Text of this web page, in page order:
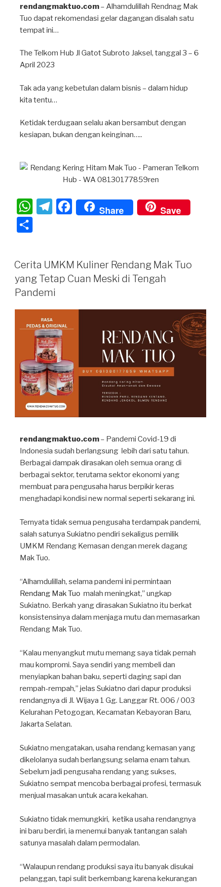
rendangmaktuo.com– Alhamdulillah Rendnag Mak
Tuo dapat rekomendasi gelar dagangan disalah satu
tempat ini…
The Telkom Hub Jl Gatot Subroto Jaksel, tanggal 3 – 6
April 2023
Tak ada yang kebetulan dalam bisnis – dalam hidup
kita tentu…
Ketidak terdugaan selalu akan bersambut dengan
kesiapan, bukan dengan keinginan…..
W
A
p
p
T
a
m
F
a
b
o
Share Save
ar
e
Cerita UMKM Kuliner Rendang Mak Tuo
yang Tetap Cuan Meski di Tengah
Pandemi
rendangmaktuo.com– Pandemi Covid-19 di
Indonesia sudah berlangsung lebih dari satu tahun.
Berbagai dampak dirasakan oleh semua orang di
berbagai sektor, terutama sektor ekonomi yang
membuat para pengusaha harus berpikir keras
menghadapi kondisi new normal seperti sekarang ini. ⁣
Ternyata tidak semua pengusaha terdampak pandemi,
salah satunya Sukiatno pendiri sekaligus pemilik
UMKM Rendang Kemasan dengan merek dagang
Mak Tuo. ⁣
“Alhamdulillah, selama pandemi ini permintaan
Rendang Mak Tuo malah meningkat,” ungkap
Sukiatno. Berkah yang dirasakan Sukiatno itu berkat
konsistensinya dalam menjaga mutu dan memasarkan
Rendang Mak Tuo. ⁣
“Kalau menyangkut mutu memang saya tidak pernah
mau kompromi. Saya sendiri yang membeli dan
menyiapkan bahan baku, seperti daging sapi dan
rempah-rempah,” jelas Sukiatno dari dapur produksi
rendangnya di Jl. Wijaya 1 Gg. Langgar Rt. 006 / 003
Kelurahan Petogogan, Kecamatan Kebayoran Baru,
Jakarta Selatan. ⁣
Sukiatno mengatakan, usaha rendang kemasan yang
dikelolanya sudah berlangsung selama enam tahun.
Sebelum jadi pengusaha rendang yang sukses,
Sukiatno sempat mencoba berbagai profesi, termasuk
menjual masakan untuk acara kekahan. ⁣
Sukiatno tidak memungkiri, ketika usaha rendangnya
ini baru berdiri, ia menemui banyak tantangan salah
satunya masalah dalam permodalan. ⁣
“Walaupun rendang produksi saya itu banyak disukai
pelanggan, tapi sulit berkembang karena kekurangan